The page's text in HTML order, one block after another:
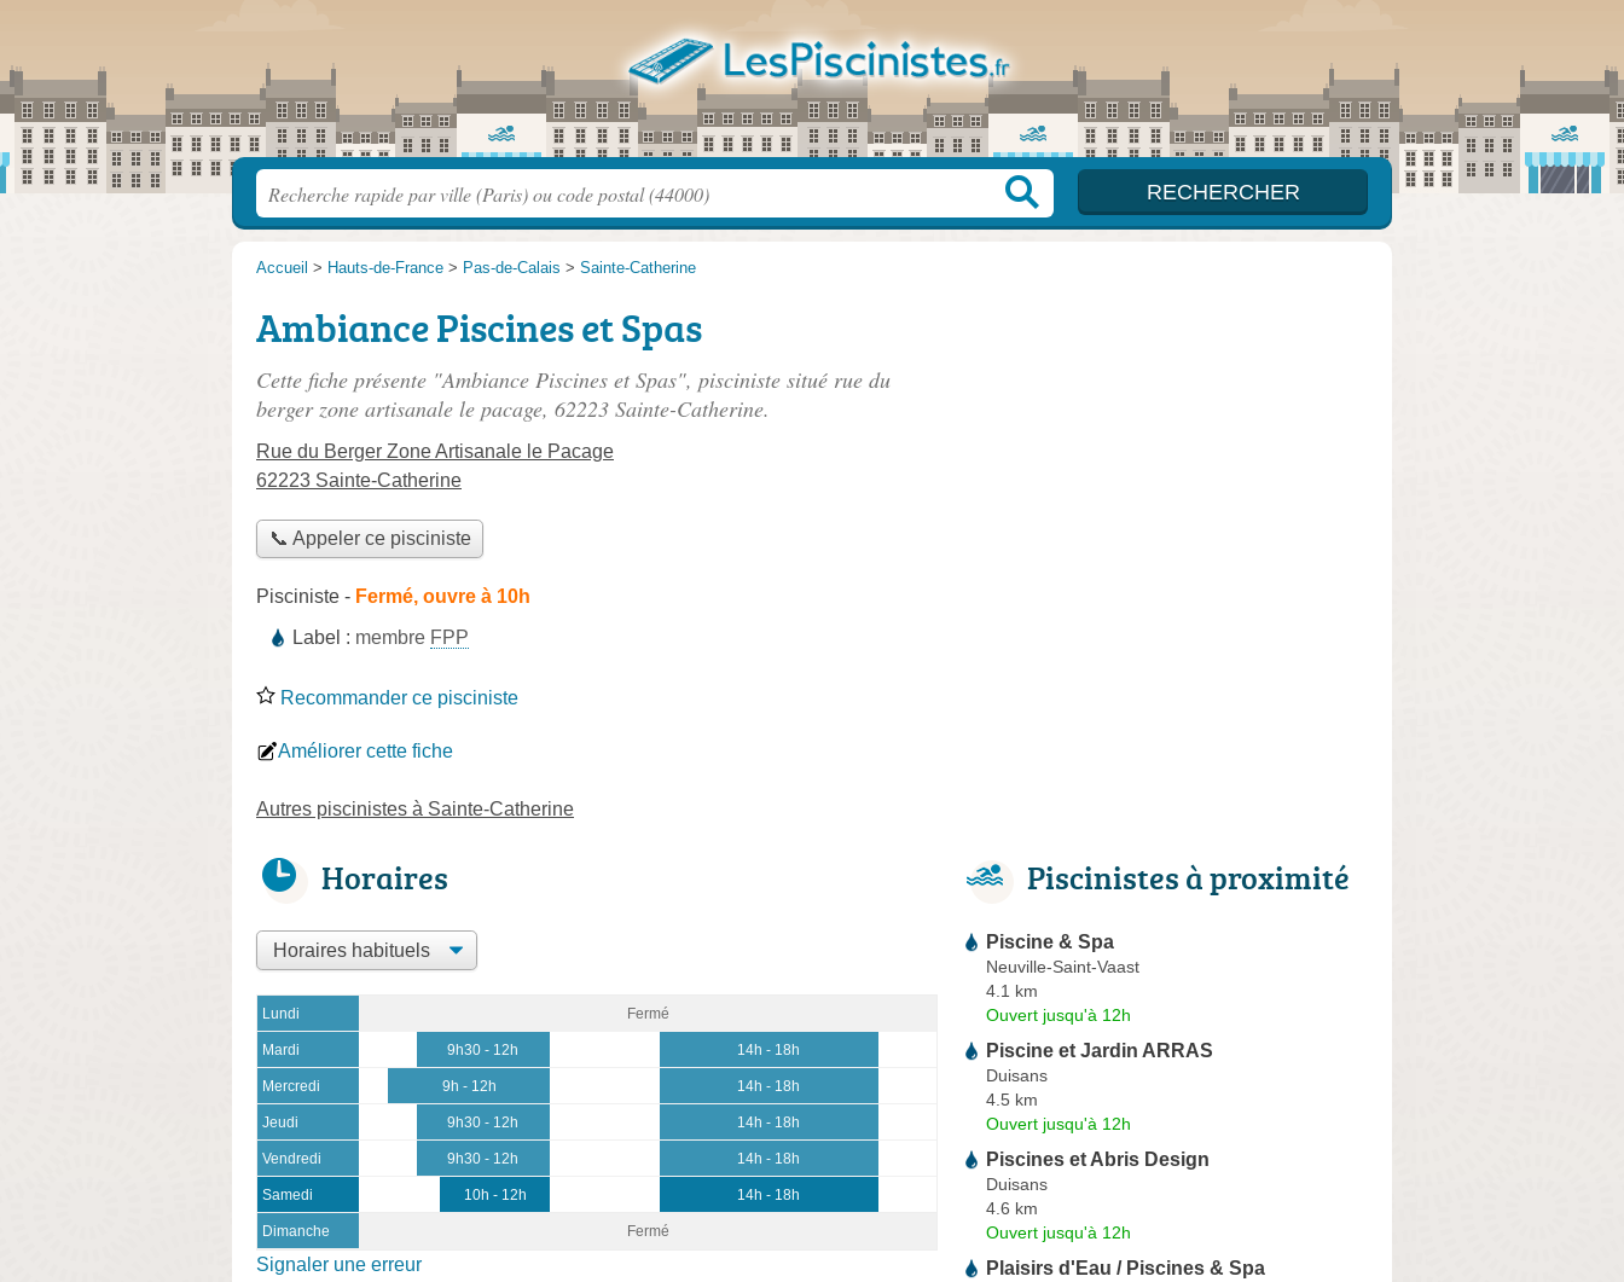
Accueil > Hauts-de-France > Pas-de-Calais > Sainte-Catherine
Ambiance Piscines et Spas
Cette fiche présente "Ambiance Piscines et Spas", pisciniste situé rue du
berger zone artisanale le pacage, 62223 Sainte-Catherine.
Rue du Berger Zone Artisanale le Pacage
62223 Sainte-Catherine
📞 Appeler ce pisciniste
Pisciniste - Fermé, ouvre à 10h
Label : membre FPP
Recommander ce pisciniste
Améliorer cette fiche
Autres piscinistes à Sainte-Catherine
Horaires
Lundi Fermé
Mardi 9h30 - 12h 14h - 18h
Mercredi 9h - 12h 14h - 18h
Jeudi 9h30 - 12h 14h - 18h
Vendredi 9h30 - 12h 14h - 18h
Samedi 10h - 12h 14h - 18h
Dimanche Fermé
Signaler une erreur
Piscinistes à proximité
Piscine & Spa
Neuville-Saint-Vaast
4.1 km
Ouvert jusqu'à 12h
Piscine et Jardin ARRAS
Duisans
4.5 km
Ouvert jusqu'à 12h
Piscines et Abris Design
Duisans
4.6 km
Ouvert jusqu'à 12h
Plaisirs d'Eau / Piscines & Spa